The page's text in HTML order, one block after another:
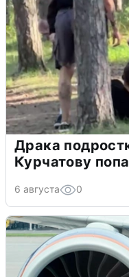
Драка
Курчатову
6 августа 0